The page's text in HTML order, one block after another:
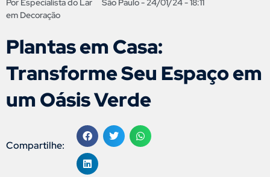
Por Especialista do Lar São Paulo - 24/01/24 - 18:11
em Decoração
Plantas em Casa:
Transforme Seu Espaço em
um Oásis Verde
Compartilhe: